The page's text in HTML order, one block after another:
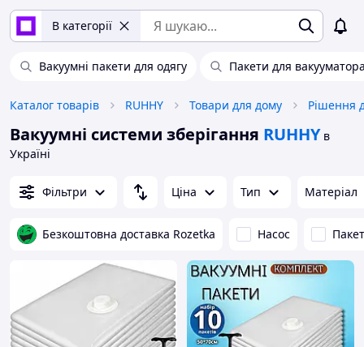
В категорії
Вакуумні пакети для одягу Пакети для
Каталог товарів RUHHY Товари для дому Рішення
Вакуумні системи зберігання RUHHY в
Україні
Фільтри Ціна Тип Матеріал
Безкоштовна доставка Rozetka Насос Пакет